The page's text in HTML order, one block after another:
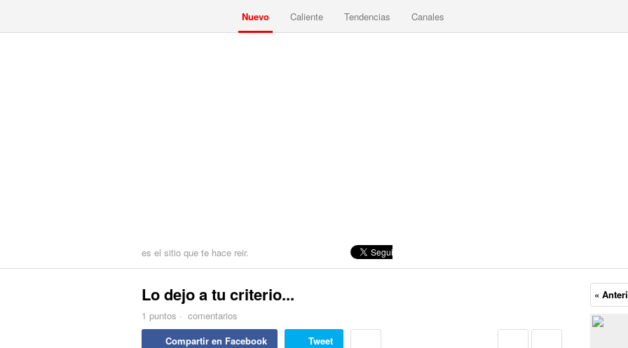
Nuevo Caliente Tendencias Canales
es el sitio que te hace reir.
Lo dejo a tu criterio...
1 puntos · comentarios
Compartir en Facebook
Tweet
«